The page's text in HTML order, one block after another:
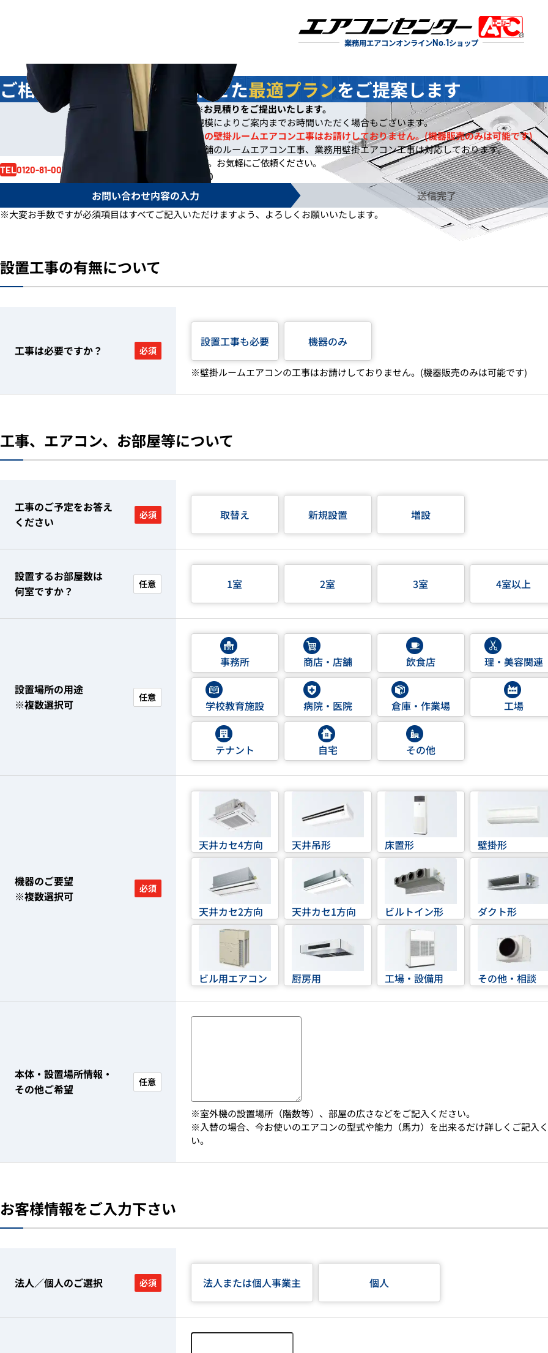
業務用エアコンオンラインNo.1ショップ
ご相談 無料 ！お客様に合わせた最適プランをご提案します
※お見積りをご提出いたします。
※ご依頼の規模によりご案内までお時間いただく場合もございます。
※一般住宅への壁掛ルームエアコン工事はお請けしておりません。(機器販売のみは可能です)
※事務所や店舗のルームエアコン工事、業務用壁掛エアコン工事は対応しております。
TEL0120-81-0017
お見積り依頼はお電話でも賜ります。 お気軽にご依頼ください。
月～金 9:00～17:30
お問い合わせ内容の入力 送信完了
※大変お手数ですが必須項目はすべてご記入いただけますよう、よろしくお願いいたします。
設置工事の有無について
工事は必要ですか？ 必須
設置工事も必要 機器のみ
※壁掛ルームエアコンの工事はお請けしておりません。(機器販売のみは可能です)
工事、エアコン、お部屋等について
工事のご予定をお答え
ください
必須 取替え 新規設置 増設
設置するお部屋数は
何室ですか？
任意 1室 2室 3室 4室以上
設置場所の用途
※複数選択可
任意
事務所 商店・店舗 飲食店 理・美容関連
学校教育施設 病院・医院 倉庫・作業場 工場
テナント 自宅 その他
機器のご要望
※複数選択可
必須
天井カセ4方向 天井吊形 床置形 壁掛形
天井カセ2方向 天井カセ1方向 ビルトイン形 ダクト形
ビル用エアコン 厨房用 工場・設備用 その他・相談
本体・設置場所情報・
その他ご希望
任意
※室外機の設置場所（階数等）、部屋の広さなどをご記入ください。
※入替の場合、今お使いのエアコンの型式や能力（馬力）を出来るだけ詳しくご記入
い。
お客様情報をご入力下さい
法人／個人のご選択 必須 法人または個人事業主 個人